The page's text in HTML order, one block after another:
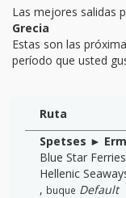
Las mejores salidas
Grecia
Estas son las
período que usted
Ruta
Spetses ►
Blue Star
Hellenic
, buque Default